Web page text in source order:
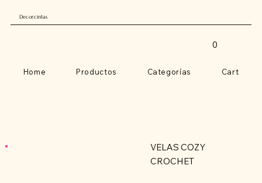
Decorcintas
Home Productos Categorías Cart
0
VELAS COZY
CROCHET